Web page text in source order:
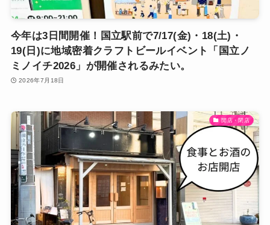
今年は3日間開催！国立駅前で7/17(金)・18(土)・
19(日)に地域密着クラフトビールイベント「国立ノ
ミノイチ2026」が開催されるみたい。
2026年7月18日
開店・閉店